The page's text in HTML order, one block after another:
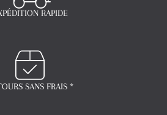
RAPIDE
SANS FRAIS *